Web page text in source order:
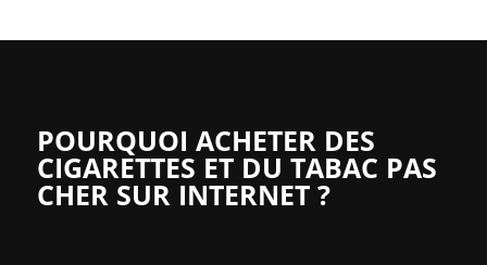
POURQUOI ACHETER DES
CIGARETTES ET DU TABAC PAS
CHER SUR INTERNET ?